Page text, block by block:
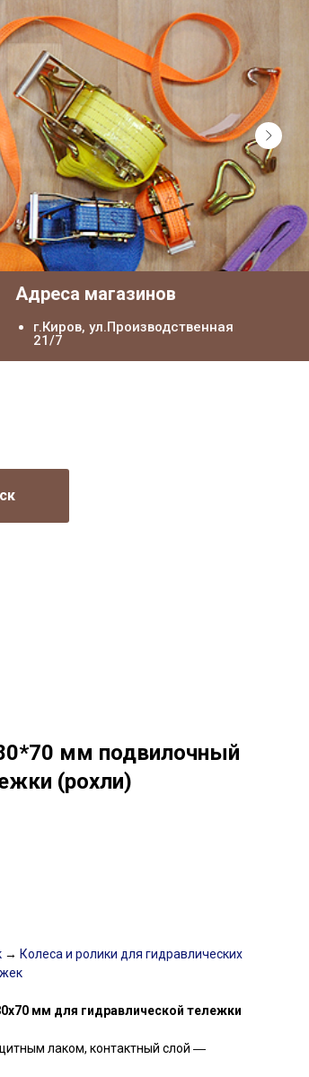
Адреса магазинов
г.Киров, ул.Производственная
21/7
мм подвилочный
(рохли)
→ Колеса и ролики для гидравлических
мм для гидравлической тележки
лаком, контактный слой ―